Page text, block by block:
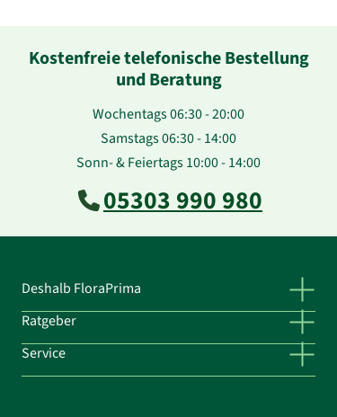
Kostenfreie telefonische Bestellung
und Beratung
Wochentags 06:30 - 20:00
Samstags 06:30 - 14:00
Sonn- & Feiertags 10:00 - 14:00
05303 990 980
Deshalb FloraPrima
Ratgeber
Service